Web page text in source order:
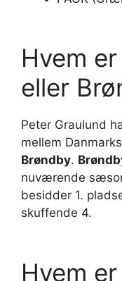
Hvem
eller
Peter Graulund
mellem
Brøndby.
nuværende
besidder 1.
skuffende 4.
Hvem